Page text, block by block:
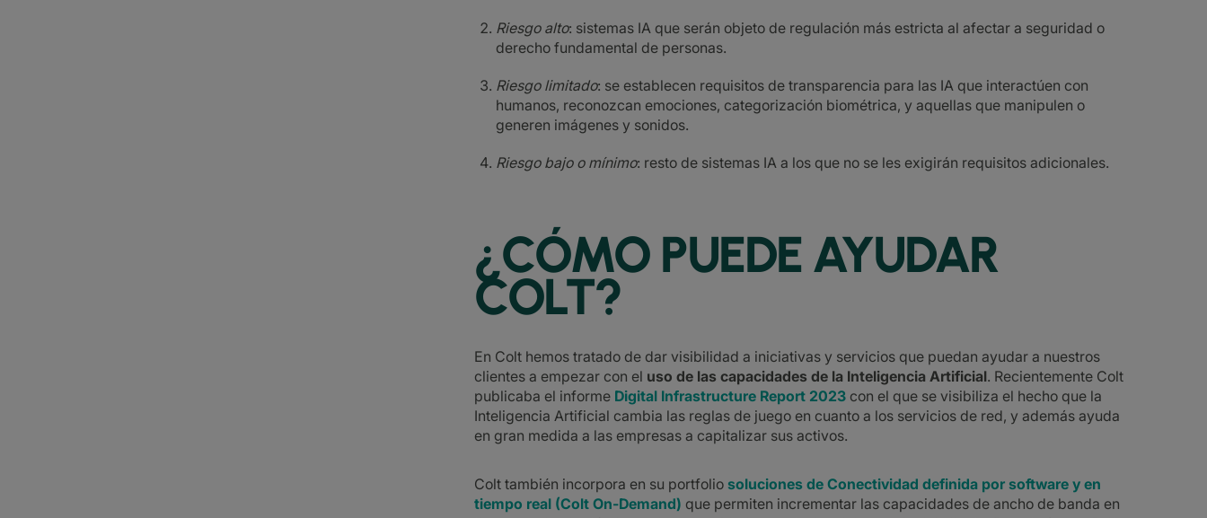
Riesgo alto: sistemas IA que serán objeto de regulación más estricta al afectar a seguridad o
derecho fundamental de personas.
Riesgo limitado: se establecen requisitos de transparencia para las IA que interactúen con
humanos, reconozcan emociones, categorización biométrica, y aquellas que manipulen o
generen imágenes y sonidos.
Riesgo bajo o mínimo: resto de sistemas IA a los que no se les exigirán requisitos adicionales.
¿CÓMO PUEDE AYUDAR
COLT?
En Colt hemos tratado de dar visibilidad a iniciativas y servicios que puedan ayudar a nuestros
clientes a empezar con el uso de las capacidades de la Inteligencia Artificial. Recientemente Colt
publicaba el informe Digital Infrastructure Report 2023 con el que se visibiliza el hecho que la
Inteligencia Artificial cambia las reglas de juego en cuanto a los servicios de red, y además ayuda
en gran medida a las empresas a capitalizar sus activos.
Colt también incorpora en su portfolio soluciones de Conectividad definida por software y en
tiempo real (Colt On-Demand) que permiten incrementar las capacidades de ancho de banda en